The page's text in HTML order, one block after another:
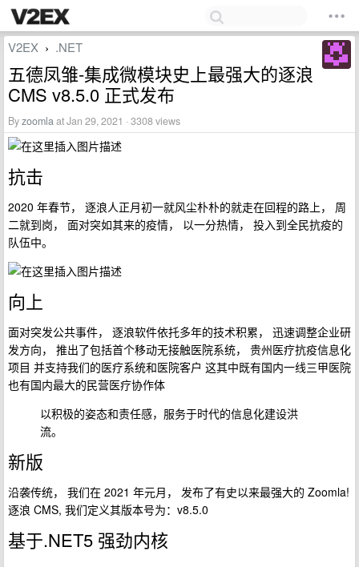
V2EX › .NET
五德凤雏-集成微模块史上最强大的逐浪
CMS v8.5.0 正式发布
Byzoomlaat Jan 29, 2021 · 3308 views
抗击
2020 年春节， 逐浪人正月初一就风尘朴朴的就走在回程的路上， 周
二就到岗， 面对突如其来的疫情， 以一分热情， 投入到全民抗疫的
队伍中。
向上
面对突发公共事件， 逐浪软件依托多年的技术积累， 迅速调整企业研
发方向， 推出了包括首个移动无接触医院系统， 贵州医疗抗疫信息化
项目 并支持我们的医疗系统和医院客户 这其中既有国内一线三甲医院
也有国内最大的民营医疗协作体
以积极的姿态和责任感，服务于时代的信息化建设洪
流。
新版
沿袭传统， 我们在 2021 年元月， 发布了有史以来最强大的 Zoomla!
逐浪 CMS, 我们定义其版本号为：v8.5.0
基于.NET5 强劲内核